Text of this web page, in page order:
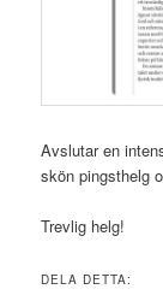
Avslutar en
skön pingsthelg
Trevlig helg!
DELA DETTA: